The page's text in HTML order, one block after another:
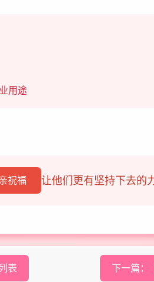
用途
祝福 让他们更有坚持下去的
表 下一篇：